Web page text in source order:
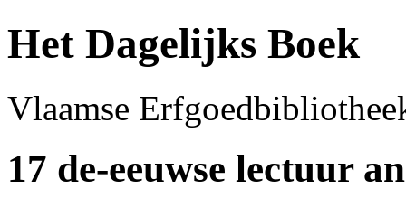
Het Dagelijks Boek
Vlaamse
17 de-eeuwse lectuur